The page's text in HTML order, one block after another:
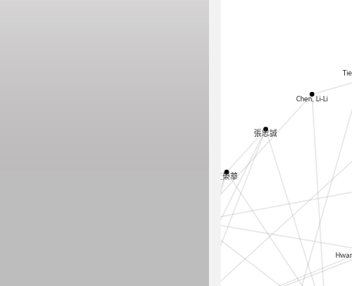
Chen, Li-Li
王榮華
張忠誠